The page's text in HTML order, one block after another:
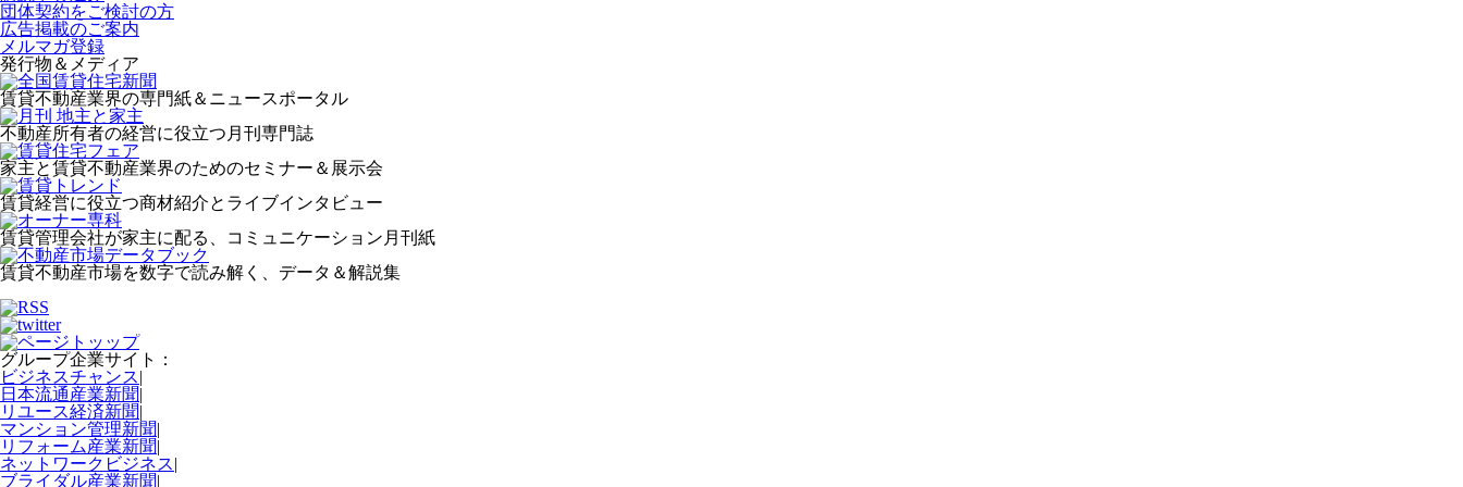
団体契約をご検討の方
広告掲載のご案内
メルマガ登録
発行物＆メディア
賃貸不動産業界の専門紙＆ニュースポータル
不動産所有者の経営に役立つ月刊専門誌
家主と賃貸不動産業界のためのセミナー＆展示会
賃貸経営に役立つ商材紹介とライブインタビュー
賃貸管理会社が家主に配る、コミュニケーション月刊紙
賃貸不動産市場を数字で読み解く、データ＆解説集
グループ企業サイト：
ビジネスチャンス|
日本流通産業新聞|
リユース経済新聞|
マンション管理新聞|
リフォーム産業新聞|
ネットワークビジネス|
ブライダル産業新聞|